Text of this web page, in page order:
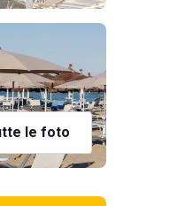
le foto